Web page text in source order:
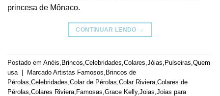
princesa de Mônaco.
CONTINUAR LENDO →
Postado em Anéis Brincos Celebridades Colares Jóias Pulseiras Quem
usa
Marcado Artistas Famosos Brincos de
Pérolas Celebridades Colar de Pérolas Colar Riviera Colares de
Pérolas Colares Riviera Famosas Grace Kelly, Joias Joias para